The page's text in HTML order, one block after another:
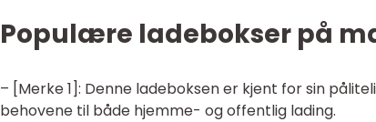
Populære ladebokser på
– [Merke 1]: Denne ladeboksen er kjent for sin
behovene til både hjemme- og offentlig lading.